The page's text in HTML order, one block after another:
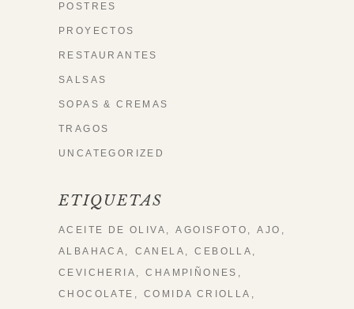
POSTRES
PROYECTOS
RESTAURANTES
SALSAS
SOPAS & CREMAS
TRAGOS
UNCATEGORIZED
ETIQUETAS
ACEITE DE OLIVA AGOISFOTO
AJO
ALBAHACA
CANELA
CEBOLLA
CEVICHERIA
CHAMPIÑONES
CHOCOLATE
COMIDA CRIOLLA